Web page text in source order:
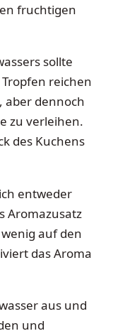
fruchtigen
sollte
reichen
aber dennoch
zu verleihen.
des Kuchens
entweder
Aromazusatz
auf den
das Aroma
aus und
und